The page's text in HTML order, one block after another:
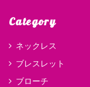
Category
ネックレス
ブレスレット
ブローチ